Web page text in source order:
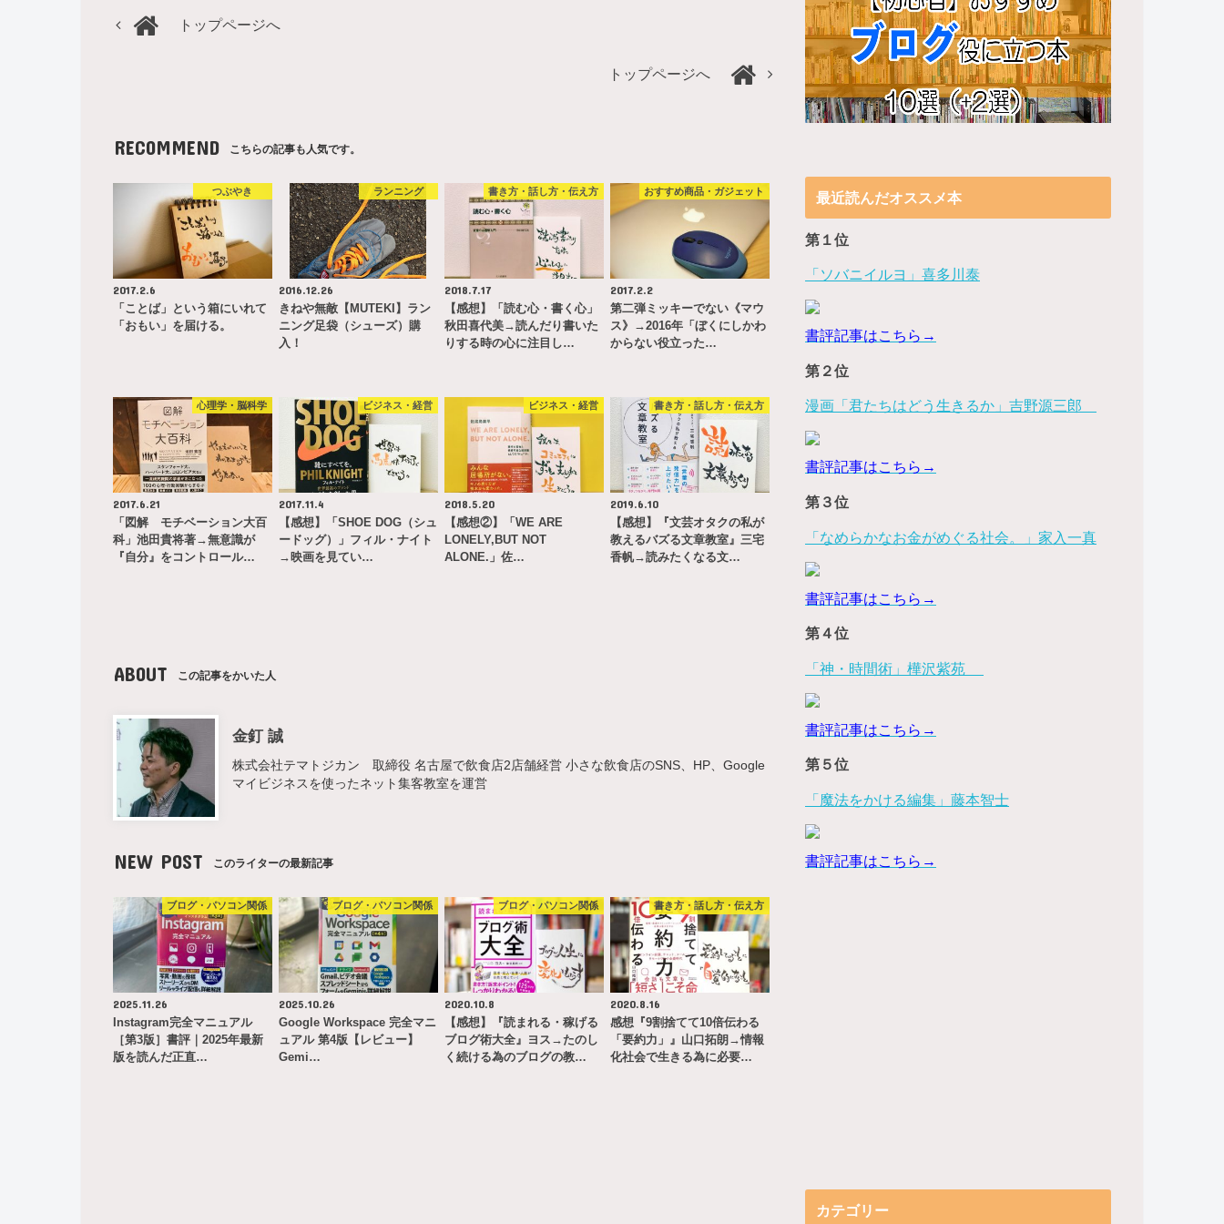
トップページへ
トップページへ
RECOMMEND こちらの記事も人気です。
つぶやき
2017.2.6
「ことば」という箱にいれて
「おもい」を届ける。
ランニング
2016.12.26
きねや無敵【MUTEKI】ラン
ニング足袋（シューズ）購
入！
書き方・話し方・伝え方
2018.7.17
【感想】「読む心・書く心」
秋田喜代美→読んだり書いた
りする時の心に注目し…
おすすめ商品・ガジェット
2017.2.2
第二弾ミッキーでない《マウ
ス》→2016年「ぼくにしかわ
からない役立った…
心理学・脳科学
2017.6.21
「図解 モチベーション大百
科」池田貴将著→無意識が
『自分』をコントロール…
ビジネス・経営
2017.11.4
【感想】「SHOE DOG（シュ
ードッグ）」フィル・ナイト
→映画を見てい…
ビジネス・経営
2018.5.20
【感想②】「WE ARE
LONELY,BUT NOT
ALONE.」佐…
書き方・話し方・伝え方
2019.6.10
【感想】『文芸オタクの私が
教えるバズる文章教室』三宅
香帆→読みたくなる文…
ABOUT この記事をかいた人
金釘 誠
株式会社テマトジカン 取締役 名古屋で飲食店2店舗経営 小さな飲食店のSNS、HP、Google
マイビジネスを使ったネット集客教室を運営
NEW POST このライターの最新記事
ブログ・パソコン関係
2025.11.26
Instagram完全マニュアル
［第3版］書評｜2025年最新
版を読んだ正直…
ブログ・パソコン関係
2025.10.26
Google Workspace 完全マニ
ュアル 第4版【レビュー】
Gemi…
ブログ・パソコン関係
2020.10.8
【感想】『読まれる・稼げる
ブログ術大全』ヨス→たのし
く続ける為のブログの教…
書き方・話し方・伝え方
2020.8.16
感想『9割捨てて10倍伝わる
「要約力」』山口拓朗→情報
化社会で生きる為に必要…
最近読んだオススメ本
第１位
「ソバニイルヨ」喜多川泰
書評記事はこちら→
第２位
漫画「君たちはどう生きるか」吉野源三郎
書評記事はこちら→
第３位
「なめらかなお金がめぐる社会。」家入一真
書評記事はこちら→
第４位
「神・時間術」樺沢紫苑
書評記事はこちら→
第５位
「魔法をかける編集」藤本智士
書評記事はこちら→
カテゴリー